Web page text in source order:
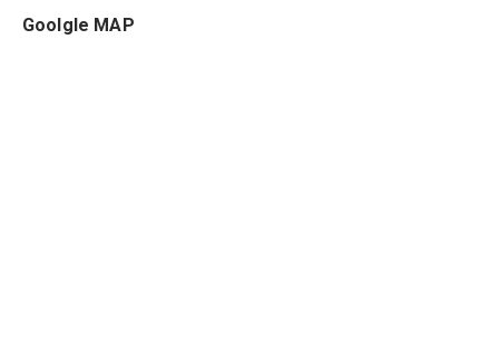
Goolgle MAP